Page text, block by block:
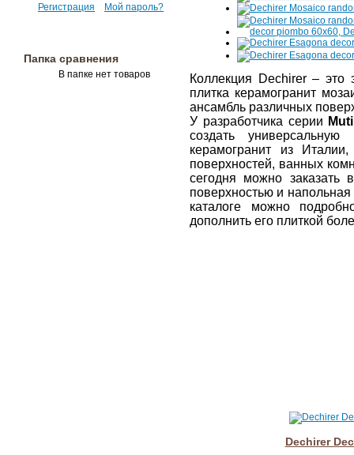
Регистрация Мой пароль?
Папка сравнения
В папке нет товаров
Коллекция Deсhirer – это
плитка керамогранит
ансамбль различных
У разработчика серии
создать
керамогранит из
поверхностей, ванных
сегодня можно заказать
поверхностью и
каталоге можно
дополнить его плиткой
Dechirer